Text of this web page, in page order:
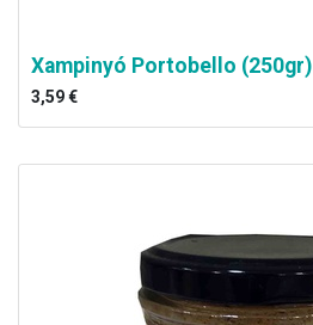
Xampinyó Portobello (250gr)
3,59€